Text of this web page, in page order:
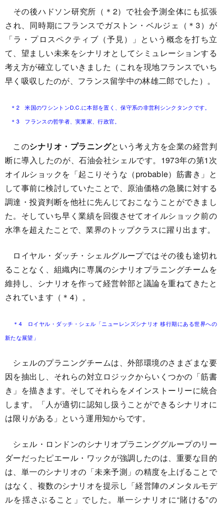
その後ハドソン研究所（＊2）で社会予測全体にも拡張
され、同時期にフランスでガストン・ベルジェ（＊3）が
「ラ・プロスペクティブ（予見）」という概念を打ち立
て、望ましい未来をシナリオとしてシミュレーションする
考え方が確立していきました（これを現地フランスでいち
早く吸収したのが、フランス留学中の林雄二郎でした）。
＊2 米国のワシントンD.C.に本部を置く、保守系の非営利シンクタンクです。
＊3 フランスの哲学者、実業家、行政官。
このシナリオ・プラニングという考え方を企業の経営判
断に導入したのが、石油会社シェルです。1973年の第1次
オイルショックを「起こりそうな（probable）筋書き」と
して事前に検討していたことで、原油価格の急騰に対する
調達・投資判断を他社に先んじておこなうことができまし
た。そしていち早く業績を回復させてオイルショック前の
水準を超えたことで、業界のトップクラスに躍り出ます。
ロイヤル・ダッチ・シェルグループではその後も途切れ
ることなく、組織内に専属のシナリオプラニングチームを
維持し、シナリオを作って経営幹部と議論を重ねてきたと
されています（＊4）。
＊4 ロイヤル・ダッチ・シェル「ニューレンズシナリオ 移行期にある世界への
新たな展望」
シェルのプラニングチームは、外部環境のさまざまな要
因を抽出し、それらの対立ロジックからいくつかの「筋書
き」を描きます。そしてそれらをメインストーリーに統合
します。「人が適切に認知し扱うことができるシナリオに
は限りがある」という運用知からです。
シェル・ロンドンのシナリオプラニンググループのリー
ダーだったピエール・ワックが強調したのは、重要な目的
は、単一のシナリオの「未来予測」の精度を上げることで
はなく、複数のシナリオを提示し「経営陣のメンタルモデ
ルを揺さぶること」でした。単一シナリオに“賭ける”の